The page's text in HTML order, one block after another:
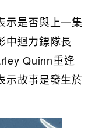
示是否與上一集
中迴力鏢隊長
Quinn重逢
示故事是發生於